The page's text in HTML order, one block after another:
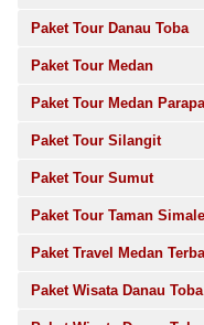
Paket Tour Danau Toba
Paket Tour Medan
Paket Tour Medan
Paket Tour Silangit
Paket Tour Sumut
Paket Tour Taman
Paket Travel Medan
Paket Wisata Danau Toba